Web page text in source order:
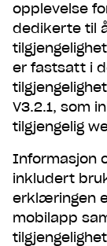
opplevelse
dedikerte til
er fastsatt i
V3.2.1, som
tilgjengelig
Informasjon
inkludert
erklæringen
mobilapp